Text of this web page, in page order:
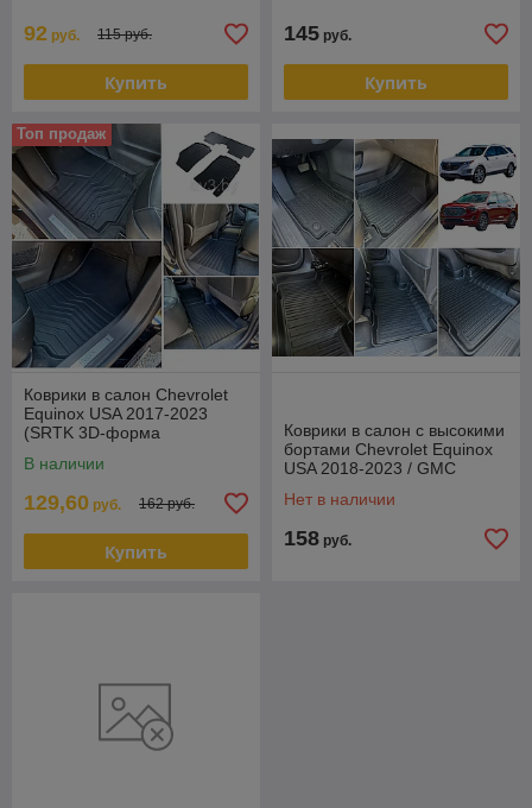
92 руб. 115 руб.
Купить
145 руб.
Купить
Топ продаж
Коврики в салон Chevrolet
Equinox USA 2017-2023
(SRTK 3D-форма
В наличии
129,60 руб. 162 руб.
Купить
Коврики в салон с высокими
бортами Chevrolet Equinox
USA 2018-2023 / GMC
Нет в наличии
158 руб.